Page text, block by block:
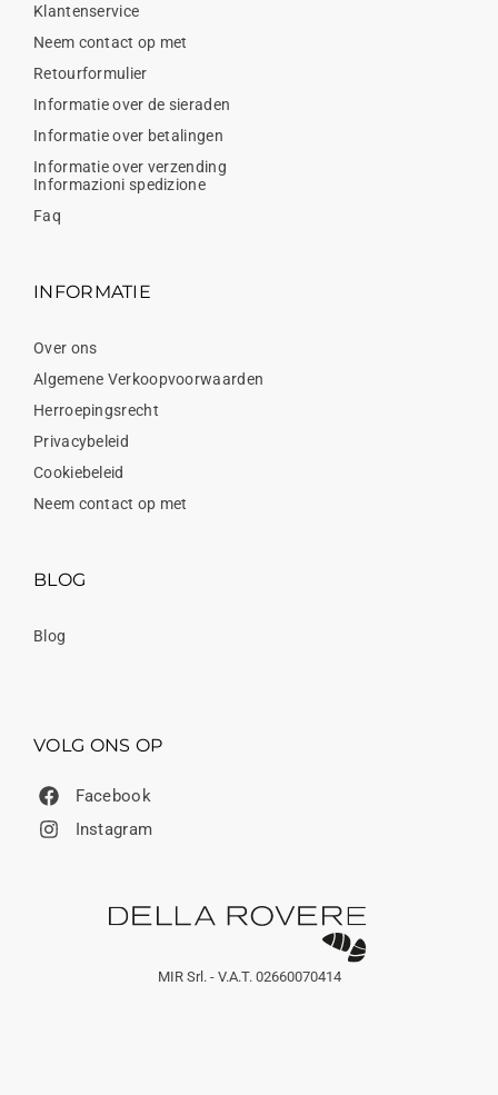
Klantenservice
Neem contact op met
Retourformulier
Informatie over de sieraden
Informatie over betalingen
Informatie over verzending
Informazioni spedizione
Faq
INFORMATIE
Over ons
Algemene Verkoopvoorwaarden
Herroepingsrecht
Privacybeleid
Cookiebeleid
Neem contact op met
BLOG
Blog
VOLG ONS OP
Facebook
Instagram
MIR Srl. - V.A.T. 02660070414